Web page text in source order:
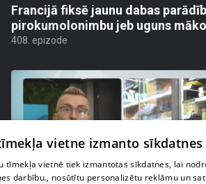
Francijā fiksē jaunu dabas
pirokumolonimbu jeb uguns
408. epizode
vietne izmanto sīkdatnes
tīmekļa vietnē tiek izmantotas sīkdatnes, lai
darbību., nosūtītu personalizētu reklāmu un